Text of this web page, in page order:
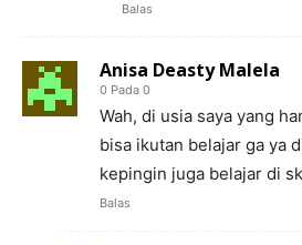
Balas
Anisa Deasty Malela
0 Pada 0
Wah, di usia saya yang
bisa ikutan belajar ga ya
kepingin juga belajar di
Balas